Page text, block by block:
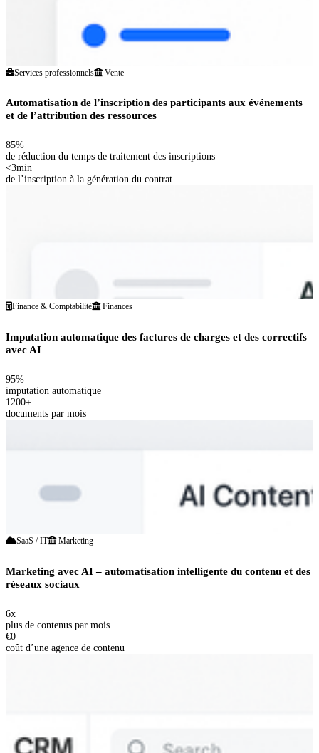
Services professionnels Vente
Automatisation de l’inscription des participants aux événements
et de l’attribution des ressources
85%
de réduction du temps de traitement des inscriptions
<3min
de l’inscription à la génération du contrat
Finance & Comptabilité Finances
Imputation automatique des factures de charges et des correctifs
avec AI
95%
imputation automatique
1200+
documents par mois
SaaS / IT Marketing
Marketing avec AI – automatisation intelligente du contenu et des
réseaux sociaux
6x
plus de contenus par mois
€0
coût d’une agence de contenu